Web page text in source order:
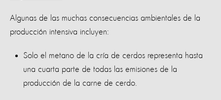
Algunas de las muchas consecuencias ambientales de la
producción intensiva incluyen:
Solo el metano de la cría de cerdos representa hasta
una cuarta parte de todas las emisiones de la
producción de la carne de cerdo.